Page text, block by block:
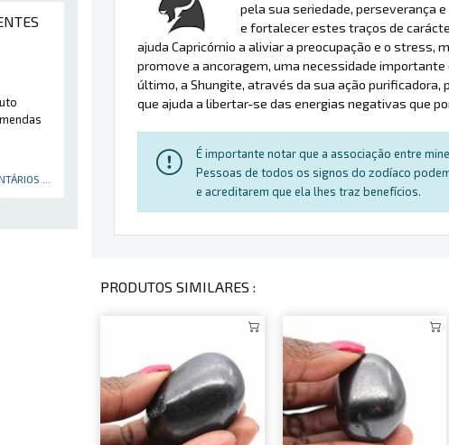
...
pela sua seriedade, perseverança
e fortalecer estes traços de
ajuda Capricórnio a aliviar a preocupação e o stress,
promove a ancoragem, uma necessidade
último, a Shungite, através da sua ação
que ajuda a libertar-se das energias negativas que
É importante notar que a associação entre
Pessoas de todos os signos do zodíaco
e acreditarem que ela lhes traz benefícios.
PRODUTOS SIMILARES :